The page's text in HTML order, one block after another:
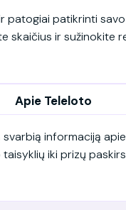
patogiai patikrinti
skaičius ir sužinokite
Apie Teleloto
svarbią informaciją
taisyklių iki prizų